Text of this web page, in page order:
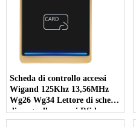
Scheda di controllo accessi
Wigand 125Khz 13,56MHz
Wg26 Wg34 Lettore di schede
di controllo accessi Rfid
regolabile MQ-714G